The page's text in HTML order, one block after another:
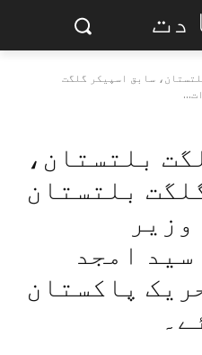
سابق اسپیکر گلگت
بلتستان،
بلتستان
امجد
پاکستان